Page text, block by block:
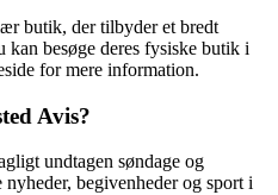
butik, der tilbyder et bredt
besøge deres fysiske butik i
for mere information.
Avis?
undtagen søndage og
begivenheder og sport i